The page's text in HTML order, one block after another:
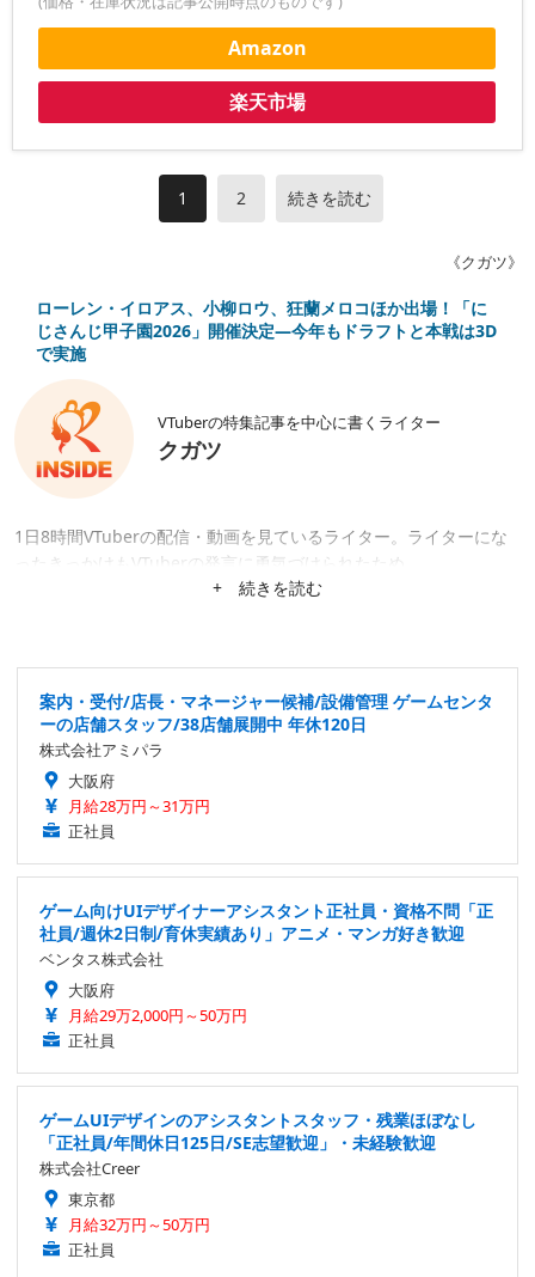
Amazon
楽天市場
1 2 続きを読む
《クガツ》
ローレン・イロアス、小柳ロウ、狂蘭メロコほか出場！「に
じさんじ甲子園2026」開催決定―今年もドラフトと本戦は3D
で実施
VTuberの特集記事を中心に書くライター
クガツ
1日8時間VTuberの配信・動画を見ているライター。ライターにな
ったきっかけもVTuberの発言に勇気づけられたため。
+ 続きを読む
案内・受付/店長・マネージャー候補/設備管理 ゲームセンタ
ーの店舗スタッフ/38店舗展開中 年休120日
株式会社アミパラ
大阪府
月給28万円～31万円
正社員
ゲーム向けUIデザイナーアシスタント正社員・資格不問「正
社員/週休2日制/育休実績あり」アニメ・マンガ好き歓迎
ベンタス株式会社
大阪府
月給29万2,000円～50万円
正社員
ゲームUIデザインのアシスタントスタッフ・残業ほぼなし
「正社員/年間休日125日/SE志望歓迎」・未経験歓迎
株式会社Creer
東京都
月給32万円～50万円
正社員